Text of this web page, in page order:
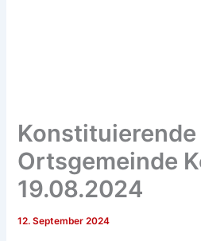
Ortsgemeinde
19.08.2024
12. September 2024